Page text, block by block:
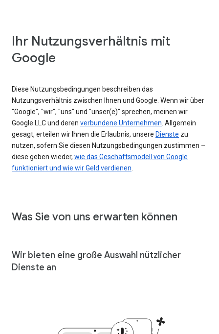
Ihr Nutzungsverhältnis mit
Google
Diese Nutzungsbedingungen beschreiben das
Nutzungsverhältnis zwischen Ihnen und Google. Wenn wir über
"Google", "wir", "uns" und "unser(e)" sprechen, meinen wir
Google LLC und deren verbundene Unternehmen . Allgemein
gesagt, erteilen wir Ihnen die Erlaubnis, unsere Dienste zu
nutzen, sofern Sie diesen Nutzungsbedingungen zustimmen –
diese geben wieder, wie das Geschäftsmodell von Google
funktioniert und wie wir Geld verdienen
Was Sie von uns erwarten können
Wir bieten eine große Auswahl nützlicher
Dienste an